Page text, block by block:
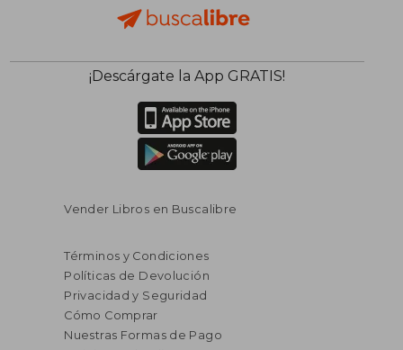
¡Descárgate la App GRATIS!
Vender Libros en Buscalibre
Términos y Condiciones
Políticas de Devolución
Privacidad y Seguridad
Cómo Comprar
Nuestras Formas de Pago